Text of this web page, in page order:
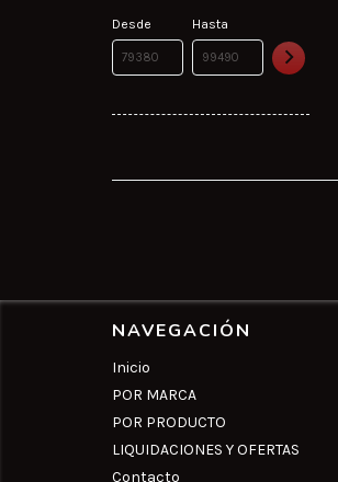
Desde Hasta
NAVEGACIÓN
Inicio
POR MARCA
POR PRODUCTO
LIQUIDACIONES Y OFERTAS
Contacto